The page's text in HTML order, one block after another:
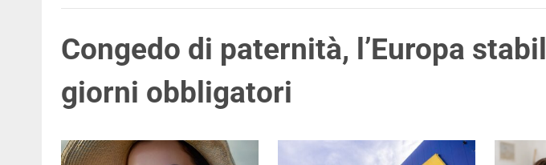
Congedo di paternità, l’Europa
giorni obbligatori